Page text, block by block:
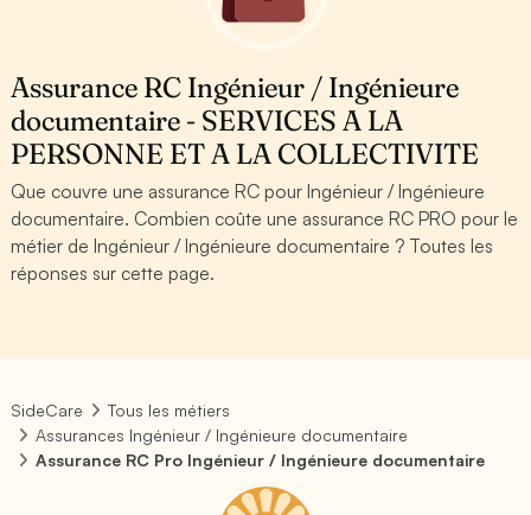
Assurance RC Ingénieur / Ingénieure
documentaire - SERVICES A LA
PERSONNE ET A LA COLLECTIVITE
Que couvre une assurance RC pour Ingénieur / Ingénieure
documentaire. Combien coûte une assurance RC PRO pour le
métier de Ingénieur / Ingénieure documentaire ? Toutes les
réponses sur cette page.
SideCare
Tous les métiers
Assurances Ingénieur / Ingénieure documentaire
Assurance RC Pro Ingénieur / Ingénieure documentaire